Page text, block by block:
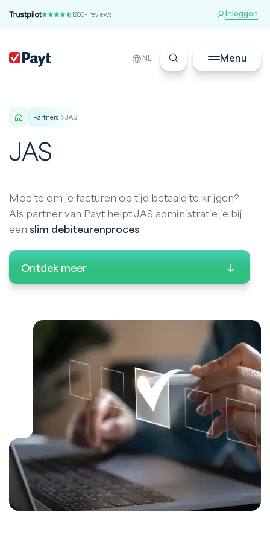
1200+ reviews Inloggen
NL Menu
partners JAS
JAS
Moeite om je facturen op tijd betaald te krijgen?
Als partner van Payt helpt JAS administratie je bij
een slim debiteurenproces.
Ontdek meer